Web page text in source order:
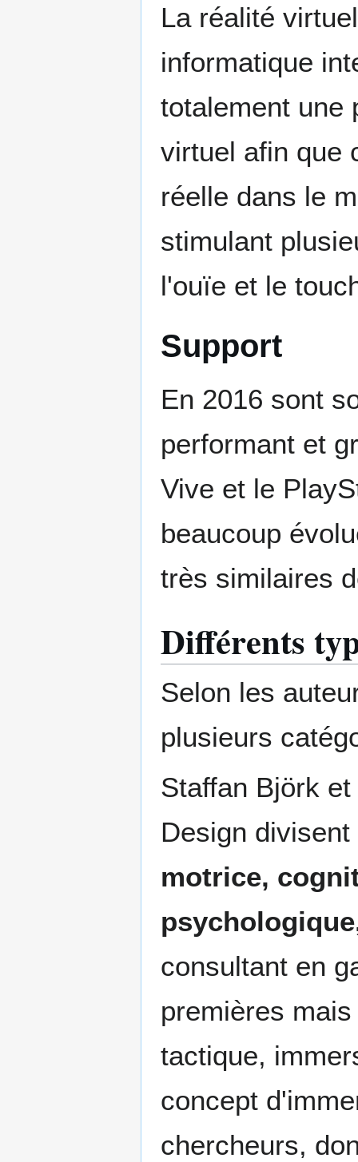
La réalité
informatique
totalement une
virtuel afin que
réelle dans le
stimulant
l'ouïe et le
Support
En 2016 sont
performant et
Vive et le
beaucoup
très similaires
Différents
Selon les
plusieurs
Staffan Björk
Design
motrice,
consultant en
premières
tactique,
concept
chercheurs,